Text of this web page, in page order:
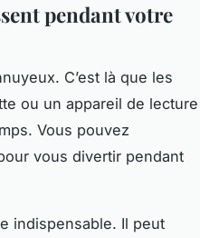
pendant votre
C’est là que les
ou un appareil de lecture
Vous pouvez
vous divertir pendant
indispensable. Il peut